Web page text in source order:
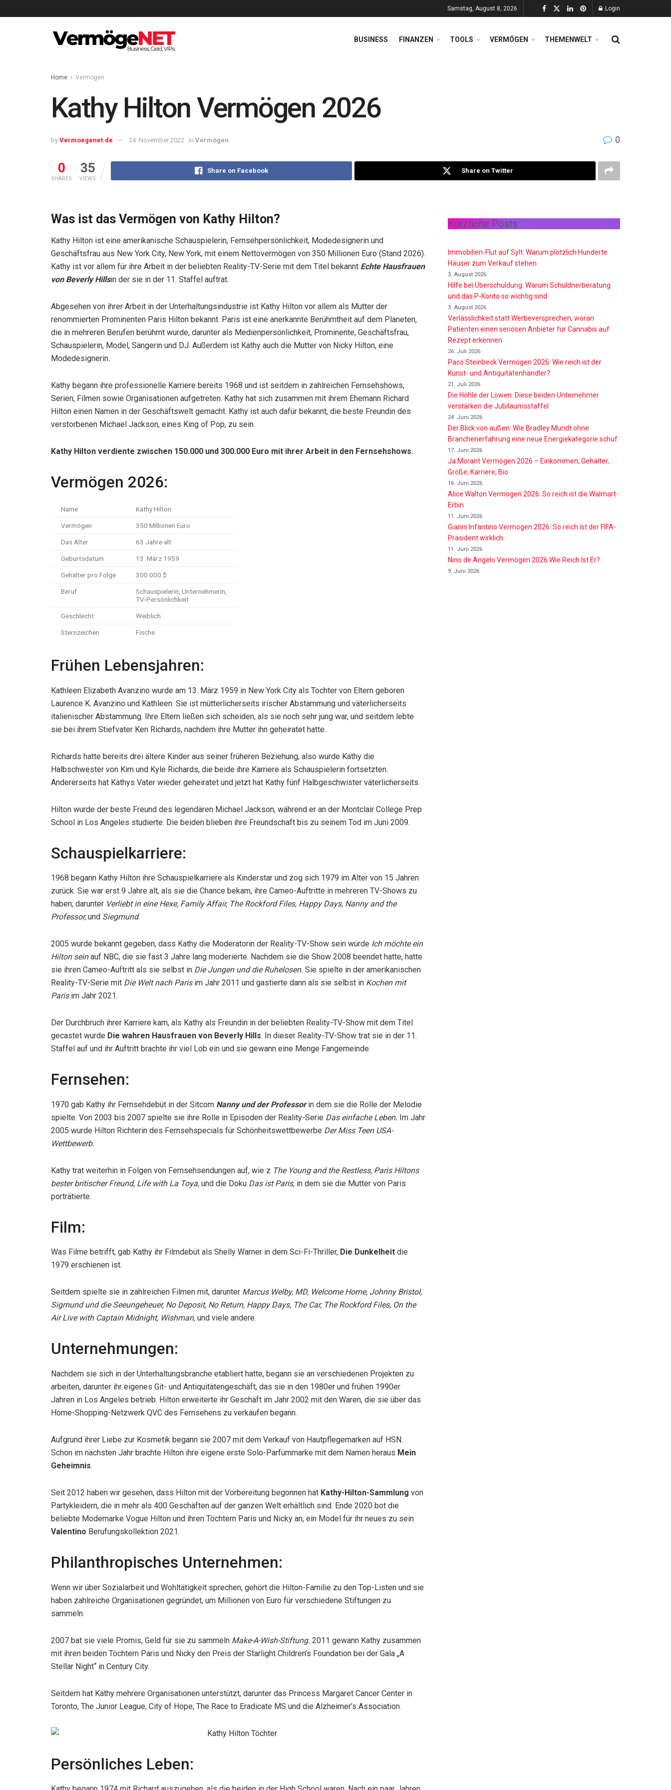
Samstag, August 8, 2026 Login
BUSINESS FINANZEN TOOLS VERMÖGEN THEMENWELT
Home Vermögen
Kathy Hilton Vermögen 2026
by Vermoegenet.de 24. November 2022 in Vermögen 0
0
SHARES
35
VIEWS
Share on Facebook Share on Twitter
Was ist das Vermögen von Kathy Hilton?
Kathy Hilton ist eine amerikanische Schauspielerin, Fernsehpersönlichkeit, Modedesignerin und
Geschäftsfrau aus New York City, New York, mit einem Nettovermögen von 350 Millionen Euro (Stand 2026).
Kathy ist vor allem für ihre Arbeit in der beliebten Reality-TV-Serie mit dem Titel bekannt Echte Hausfrauen
von Beverly Hillsin der sie in der 11. Staffel auftrat.
Abgesehen von ihrer Arbeit in der Unterhaltungsindustrie ist Kathy Hilton vor allem als Mutter der
renommierten Prominenten Paris Hilton bekannt. Paris ist eine anerkannte Berühmtheit auf dem Planeten,
die in mehreren Berufen berühmt wurde, darunter als Medienpersönlichkeit, Prominente, Geschäftsfrau,
Schauspielerin, Model, Sängerin und DJ. Außerdem ist Kathy auch die Mutter von Nicky Hilton, eine
Modedesignerin.
Kathy begann ihre professionelle Karriere bereits 1968 und ist seitdem in zahlreichen Fernsehshows,
Serien, Filmen sowie Organisationen aufgetreten. Kathy hat sich zusammen mit ihrem Ehemann Richard
Hilton einen Namen in der Geschäftswelt gemacht. Kathy ist auch dafür bekannt, die beste Freundin des
verstorbenen Michael Jackson, eines King of Pop, zu sein.
Kathy Hilton verdiente zwischen 150.000 und 300.000 Euro mit ihrer Arbeit in den Fernsehshows.
Vermögen 2026:
Name Kathy Hilton
Vermögen 350 Millionen Euro
Das Alter 63 Jahre alt
Geburtsdatum 13. März 1959
Gehälter pro Folge 300.000 $
Beruf
Schauspielerin, Unternehmerin,
TV-Persönlichkeit
Geschlecht Weiblich
Sternzeichen Fische
Frühen Lebensjahren:
Kathleen Elizabeth Avanzino wurde am 13. März 1959 in New York City als Tochter von Eltern geboren
Laurence K. Avanzino und Kathleen. Sie ist mütterlicherseits irischer Abstammung und väterlicherseits
italienischer Abstammung. Ihre Eltern ließen sich scheiden, als sie noch sehr jung war, und seitdem lebte
sie bei ihrem Stiefvater Ken Richards, nachdem ihre Mutter ihn geheiratet hatte.
Richards hatte bereits drei ältere Kinder aus seiner früheren Beziehung, also wurde Kathy die
Halbschwester von Kim und Kyle Richards, die beide ihre Karriere als Schauspielerin fortsetzten.
Andererseits hat Kathys Vater wieder geheiratet und jetzt hat Kathy fünf Halbgeschwister väterlicherseits.
Hilton wurde der beste Freund des legendären Michael Jackson, während er an der Montclair College Prep
School in Los Angeles studierte. Die beiden blieben ihre Freundschaft bis zu seinem Tod im Juni 2009.
Schauspielkarriere:
1968 begann Kathy Hilton ihre Schauspielkarriere als Kinderstar und zog sich 1979 im Alter von 15 Jahren
zurück. Sie war erst 9 Jahre alt, als sie die Chance bekam, ihre Cameo-Auftritte in mehreren TV-Shows zu
haben, darunter Verliebt in eine Hexe, Family Affair, The Rockford Files, Happy Days, Nanny and the
Professor,und Siegmund.
2005 wurde bekannt gegeben, dass Kathy die Moderatorin der Reality-TV-Show sein würde Ich möchte ein
Hilton seinauf NBC, die sie fast 3 Jahre lang moderierte. Nachdem sie die Show 2008 beendet hatte, hatte
sie ihren Cameo-Auftritt als sie selbst in Die Jungen und die Ruhelosen. Sie spielte in der amerikanischen
Reality-TV-Serie mit Die Welt nach Paris im Jahr 2011 und gastierte dann als sie selbst in Kochen mit
Parisim Jahr 2021.
Der Durchbruch ihrer Karriere kam, als Kathy als Freundin in der beliebten Reality-TV-Show mit dem Titel
gecastet wurde Die wahren Hausfrauen von Beverly Hills. In dieser Reality-TV-Show trat sie in der 11.
Staffel auf und ihr Auftritt brachte ihr viel Lob ein und sie gewann eine Menge Fangemeinde.
Fernsehen:
1970 gab Kathy ihr Fernsehdebüt in der Sitcom Nanny und der Professorin dem sie die Rolle der Melodie
spielte. Von 2003 bis 2007 spielte sie ihre Rolle in Episoden der Reality-Serie Das einfache Leben. Im Jahr
2005 wurde Hilton Richterin des Fernsehspecials für Schönheitswettbewerbe Der Miss Teen USA-
Wettbewerb.
Kathy trat weiterhin in Folgen von Fernsehsendungen auf, wie z The Young and the Restless, Paris Hiltons
bester britischer Freund, Life with La Toya, und die Doku Das ist Paris, in dem sie die Mutter von Paris
porträtierte.
Film:
Was Filme betrifft, gab Kathy ihr Filmdebüt als Shelly Warner in dem Sci-Fi-Thriller, Die Dunkelheit die
1979 erschienen ist.
Seitdem spielte sie in zahlreichen Filmen mit, darunter Marcus Welby, MD, Welcome Home, Johnny Bristol,
Sigmund und die Seeungeheuer, No Deposit, No Return, Happy Days, The Car, The Rockford Files, On the
Air Live with Captain Midnight, Wishman, und viele andere.
Unternehmungen:
Nachdem sie sich in der Unterhaltungsbranche etabliert hatte, begann sie an verschiedenen Projekten zu
arbeiten, darunter ihr eigenes Git- und Antiquitätengeschäft, das sie in den 1980er und frühen 1990er
Jahren in Los Angeles betrieb. Hilton erweiterte ihr Geschäft im Jahr 2002 mit den Waren, die sie über das
Home-Shopping-Netzwerk QVC des Fernsehens zu verkaufen begann.
Aufgrund ihrer Liebe zur Kosmetik begann sie 2007 mit dem Verkauf von Hautpflegemarken auf HSN.
Schon im nächsten Jahr brachte Hilton ihre eigene erste Solo-Parfümmarke mit dem Namen heraus Mein
Geheimnis.
Seit 2012 haben wir gesehen, dass Hilton mit der Vorbereitung begonnen hat Kathy-Hilton-Sammlung von
Partykleidern, die in mehr als 400 Geschäften auf der ganzen Welt erhältlich sind. Ende 2020 bot die
beliebte Modemarke Vogue Hilton und ihren Töchtern Paris und Nicky an, ein Model für ihr neues zu sein
Valentino Berufungskollektion 2021.
Philanthropisches Unternehmen:
Wenn wir über Sozialarbeit und Wohltätigkeit sprechen, gehört die Hilton-Familie zu den Top-Listen und sie
haben zahlreiche Organisationen gegründet, um Millionen von Euro für verschiedene Stiftungen zu
sammeln.
2007 bat sie viele Promis, Geld für sie zu sammeln Make-A-Wish-Stiftung. 2011 gewann Kathy zusammen
mit ihren beiden Töchtern Paris und Nicky den Preis der Starlight Children’s Foundation bei der Gala „A
Stellar Night“ in Century City.
Seitdem hat Kathy mehrere Organisationen unterstützt, darunter das Princess Margaret Cancer Center in
Toronto, The Junior League, City of Hope, The Race to Eradicate MS und die Alzheimer’s Association.
Persönliches Leben:
Kürzliche Posts
Immobilien-Flut auf Sylt: Warum plötzlich Hunderte
Häuser zum Verkauf stehen
3. August 2026
Hilfe bei Überschuldung: Warum Schuldnerberatung
und das P-Konto so wichtig sind
3. August 2026
Verlässlichkeit statt Werbeversprechen, woran
Patienten einen seriösen Anbieter für Cannabis auf
Rezept erkennen
26. Juli 2026
Paco Steinbeck Vermögen 2026: Wie reich ist der
Kunst- und Antiquitätenhändler?
21. Juli 2026
Die Höhle der Löwen: Diese beiden Unternehmer
verstärken die Jubiläumsstaffel
24. Juni 2026
Der Blick von außen: Wie Bradley Mundt ohne
Branchenerfahrung eine neue Energiekategorie schuf
17. Juni 2026
Ja Morant Vermögen 2026 – Einkommen, Gehälter,
Größe, Karriere, Bio
16. Juni 2026
Alice Walton Vermögen 2026: So reich ist die Walmart-
Erbin
11. Juni 2026
Gianni Infantino Vermögen 2026: So reich ist der FIFA-
Präsident wirklich
11. Juni 2026
Nino de Angelo Vermögen 2026 Wie Reich Ist Er?
9. Juni 2026